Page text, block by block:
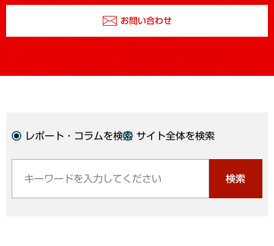
お問い合わせ
レポート・コラムを検索 サイト全体を検索
検索